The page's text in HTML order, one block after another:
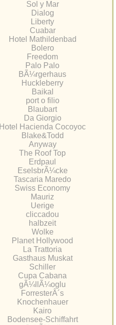
Sol y Mar
Dialog
Liberty
Cuabar
Hotel Mathildenbad
Bolero
Freedom
Palo Palo
BÃ¼rgerhaus
Huckleberry
Baikal
port o filio
Blaubart
Da Giorgio
Hotel Hacienda Cocoyoc
Blake&Todd
Anyway
The Roof Top
Erdpaul
EselsbrÃ¼cke
Tascaria Maredo
Swiss Economy
Mauriz
Uerige
cliccadou
halbzeit
Wolke
Planet Hollywood
La Trattoria
Gasthaus Muskat
Schiller
Cupa Cabana
gÃ¼llÃ¼oglu
ForresterÂ´s
Knochenhauer
Kairo
Bodensee-Schiffahrt